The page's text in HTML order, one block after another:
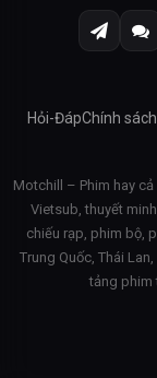
Hỏi-ĐápChính
Motchill – Phim hay
Vietsub, thuyết
chiếu rạp, phim bộ,
Trung Quốc, Thái
tảng phim